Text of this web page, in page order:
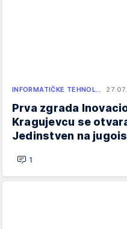
INFORMATIČKE TEHNOL…
Prva zgrada
Kragujevcu se
Jedinstven na
1